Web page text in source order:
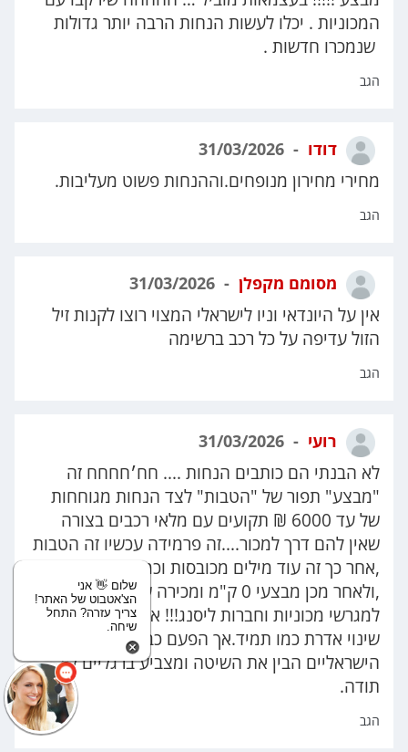
המכוניות . יכלו לעשות הנחות הרבה יותר גדולות
שנמכרו חדשות .
הגב
דודו
מחירי מחירון מנופחים.וההנחות פשוט מעליבות.
הגב
מסומם מקפלן
אין על היונדאי וניו לישראלי המצוי רוצו לקנות זיל
הזול עדיפה על כל רכב ברשימה
הגב
רועי
לא הבנתי הם כותבים הנחות .... חח׳חחחח זה
"מבצע" תפור של "הטבות" לצד הנחות מגוחחות
של עד 6000 ₪ תקועים עם מלאי רכבים בצורה
שאין להם דרך למכור....זה פרמידה עכשיו זה הטבות
,אחר כך זה עוד מילים מכובסות וכמה שקלים פחות
,ולאחר מכן מבצעי 0 ק"מ ומכירה של רוב הדגמים
למגרשי מכוניות וחברות ליסנג!!! אותה הגברת בלי
שינוי אדרת כמו תמיד.אך הפעם כבר קהל
הישראליים הבין את השיטה ומצביע ברגליים לא
תודה.
הגב
שלום 👋 אני
הצ'אטבוט של האתר!
צריך עזרה? התחל
שיחה.